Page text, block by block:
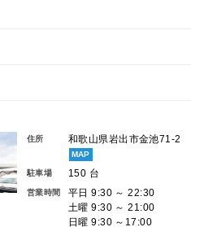
住所 和歌山県岩出市金池71-2
MAP
駐車場 150 台
営業時間
平日 9:30 ～ 22:30
土曜 9:30 ～ 21:00
日曜 9:30 ～17:00